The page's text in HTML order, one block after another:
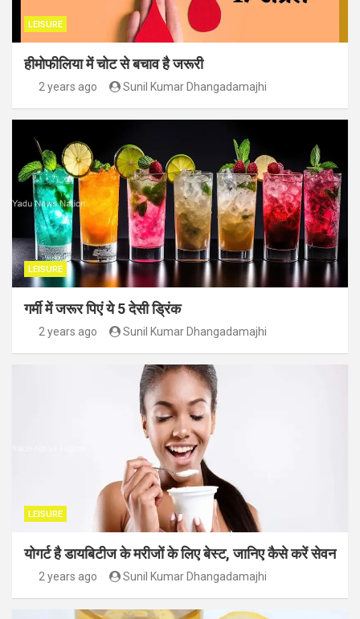
LEISURE
हीमोफीलिया में चोट से बचाव है जरूरी
2 years ago Sunil Kumar Dhangadamajhi
LEISURE
गर्मी में जरूर पिएं ये 5 देसी ड्रिंक
2 years ago Sunil Kumar Dhangadamajhi
LEISURE
योगर्ट है डायबिटीज के मरीजों के लिए बेस्ट, जानिए कैसे करें सेवन
2 years ago Sunil Kumar Dhangadamajhi